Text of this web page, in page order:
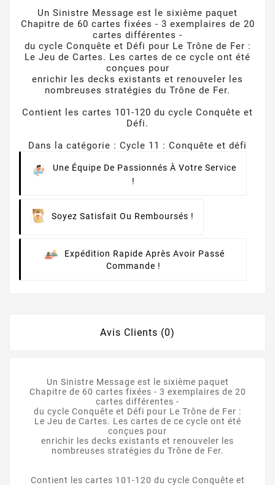
Un Sinistre Message est le sixième paquet
Chapitre de 60 cartes fixées - 3 exemplaires de 20
cartes différentes -
du cycle Conquête et Défi pour Le Trône de Fer :
Le Jeu de Cartes. Les cartes de ce cycle ont été
conçues pour
enrichir les decks existants et renouveler les
nombreuses stratégies du Trône de Fer.
Contient les cartes 101-120 du cycle Conquête et
Défi.
Dans la catégorie : Cycle 11 : Conquête et défi
Une Équipe De Passionnés À Votre Service
!
Soyez Satisfait Ou Remboursés !
Expédition Rapide Après Avoir Passé
Commande !
Avis Clients (0)
Un Sinistre Message est le sixième paquet
Chapitre de 60 cartes fixées - 3 exemplaires de 20
cartes différentes -
du cycle Conquête et Défi pour Le Trône de Fer :
Le Jeu de Cartes. Les cartes de ce cycle ont été
conçues pour
enrichir les decks existants et renouveler les
nombreuses stratégies du Trône de Fer.
Contient les cartes 101-120 du cycle Conquête et